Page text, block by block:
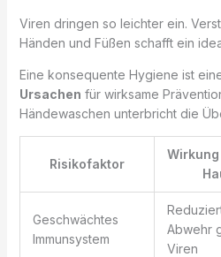
Viren dringen so leichter ein.
Händen und Füßen schafft ein
Eine konsequente Hygiene ist
Ursachen für wirksame
Händewaschen unterbricht die
Risikofaktor
Geschwächtes
Immunsystem
Abwehr
Viren